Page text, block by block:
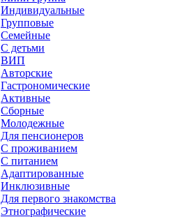
Индивидуальные
Групповые
Семейные
С детьми
ВИП
Авторские
Гастрономические
Активные
Сборные
Молодежные
Для пенсионеров
С проживанием
С питанием
Адаптированные
Инклюзивные
Для первого знакомства
Этнографические